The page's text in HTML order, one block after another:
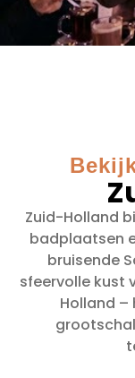
Zuid-Holland
badplaatsen
bruisende
sfeervolle kust
Holland –